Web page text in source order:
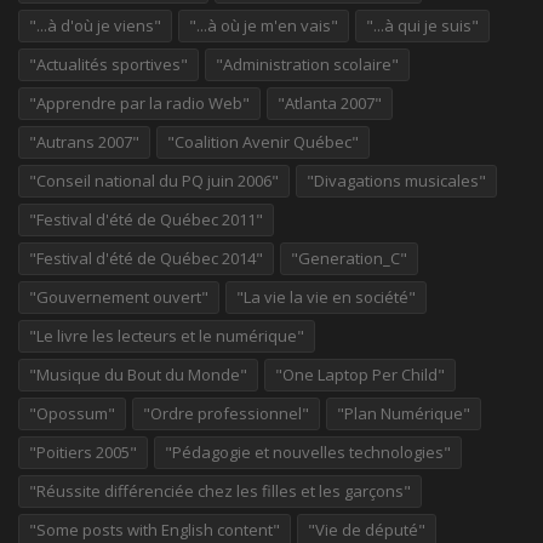
"...à d'où je viens"
"...à où je m'en vais"
"...à qui je suis"
"Actualités sportives"
"Administration scolaire"
"Apprendre par la radio Web"
"Atlanta 2007"
"Autrans 2007"
"Coalition Avenir Québec"
"Conseil national du PQ juin 2006"
"Divagations musicales"
"Festival d'été de Québec 2011"
"Festival d'été de Québec 2014"
"Generation_C"
"Gouvernement ouvert"
"La vie la vie en société"
"Le livre les lecteurs et le numérique"
"Musique du Bout du Monde"
"One Laptop Per Child"
"Opossum"
"Ordre professionnel"
"Plan Numérique"
"Poitiers 2005"
"Pédagogie et nouvelles technologies"
"Réussite différenciée chez les filles et les garçons"
"Some posts with English content"
"Vie de député"